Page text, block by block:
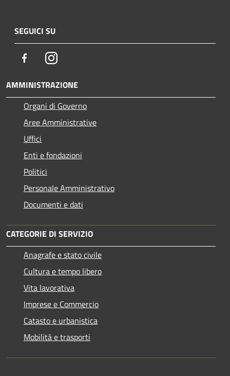
SEGUICI SU
FacebookInstagram
AMMINISTRAZIONE
Organi di Governo
Aree Amministrative
Uffici
Enti e fondazioni
Politici
Personale Amministrativo
Documenti e dati
CATEGORIE DI SERVIZIO
Anagrafe e stato civile
Cultura e tempo libero
Vita lavorativa
Imprese e Commercio
Catasto e urbanistica
Mobilità e trasporti